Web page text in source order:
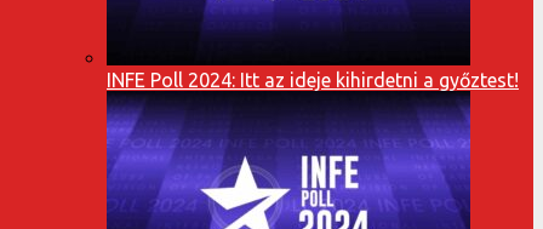
INFE Poll 2024: Itt az ideje kihirdetni a győztest!